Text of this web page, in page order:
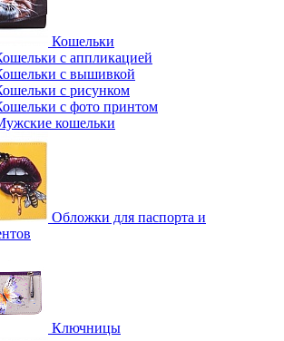
Кошельки
с аппликацией
с вышивкой
с рисунком
с фото принтом
кошельки
Обложки для паспорта и
Ключницы